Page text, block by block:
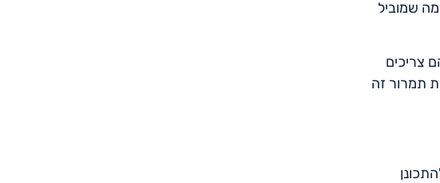
מה שמוביל
צריכים
תמרור זה
להתכונן